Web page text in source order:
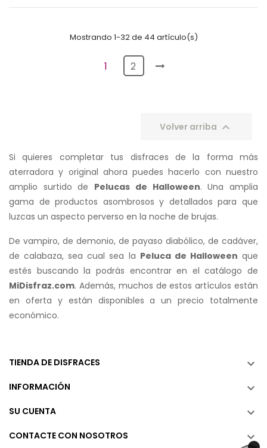
Mostrando 1-32 de 44 artículo(s)
1 2
Volver arriba 
Si quieres completar tus disfraces de la forma más
aterradora y original ahora puedes hacerlo con nuestro
amplio surtido de Pelucas de Halloween. Una amplia
gama de productos asombrosos y detallados para que
luzcas un aspecto perverso en la noche de brujas.
De vampiro, de demonio, de payaso diabólico, de cadáver,
de calabaza, sea cual sea la Peluca de Halloween que
estés buscando la podrás encontrar en el catálogo de
MiDisfraz.com. Además, muchos de estos artículos están
en oferta y están disponibles a un precio totalmente
económico.
TIENDA DE DISFRACES 
INFORMACIÓN 
SU CUENTA 
CONTACTE CON NOSOTROS 